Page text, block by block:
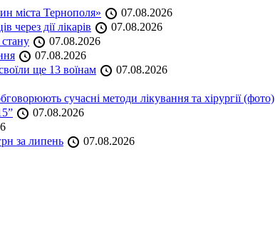
міста Тернополя»
07.08.2026
дії лікарів
07.08.2026
07.08.2026
07.08.2026
ще 13 воїнам
07.08.2026
сучасні методи лікування та хірургії (фото)
07.08.2026
за липень
07.08.2026